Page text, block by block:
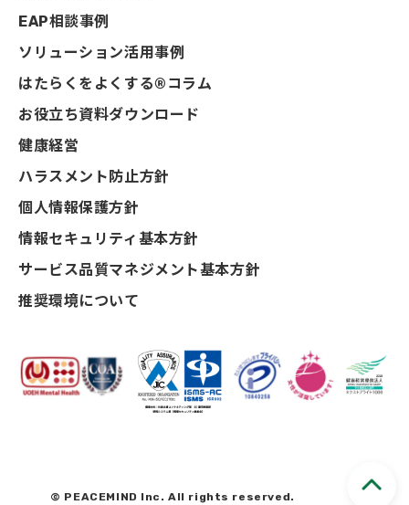
EAP相談事例
ソリューション活用事例
はたらくをよくする®コラム
お役立ち資料ダウンロード
健康経営
ハラスメント防止方針
個人情報保護方針
情報セキュリティ基本方針
サービス品質マネジメント基本方針
推奨環境について
© PEACEMIND Inc. All rights reserved.